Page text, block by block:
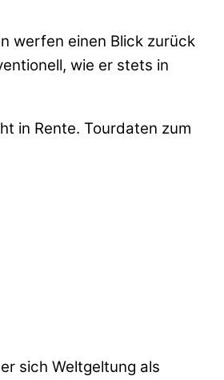
werfen einen Blick zurück
wie er stets in
in Rente. Tourdaten zum
sich Weltgeltung als